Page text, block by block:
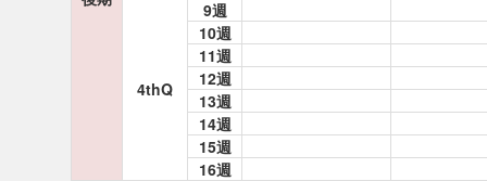
4thQ
9週
10週
11週
12週
13週
14週
15週
16週